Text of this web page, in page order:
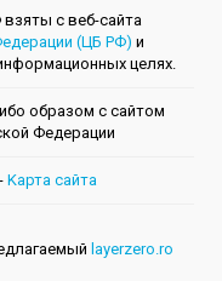
с веб-сайта
(ЦБ РФ) и
целях.
образом с сайтом
Федерации
- Kарта сайта
layerzero.ro